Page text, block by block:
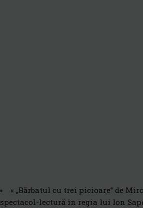
« „Bărbatul cu trei picioare” de
spectacol-lectură în regia lui Ion